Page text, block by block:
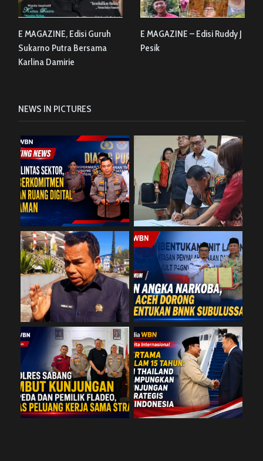
E MAGAZINE, Edisi Guruh
Sukarno Putra Bersama
Karlina Damirie
E MAGAZINE – Edisi Ruddy J
Pesik
NEWS IN PICTURES